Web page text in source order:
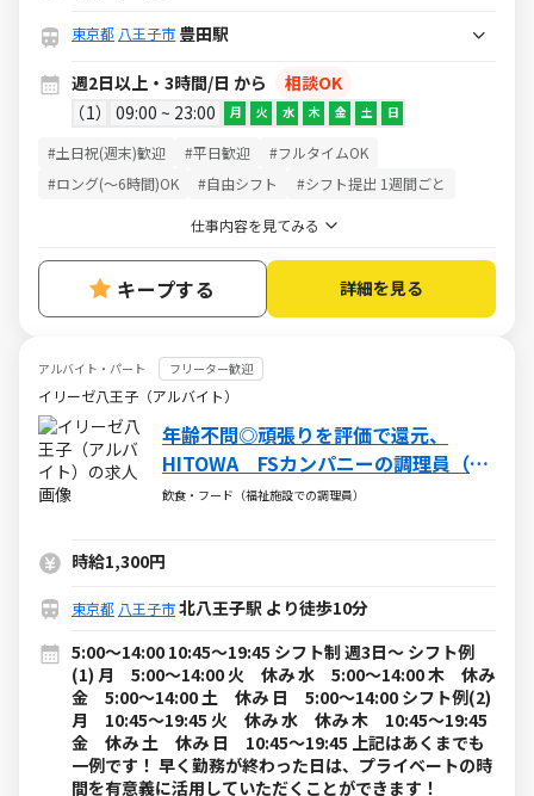
東京都 八王子市 豊田駅
週2日以上・3時間/日 から
相談OK
1
09:00 ~ 23:00 月 火 水 木 金 土 日
#土日祝(週末)歓迎 #平日歓迎
#フルタイムOK
#ロング(～6時間)OK
#自由シフト #シフト提出 1週間ごと
仕事内容を見てみる
キープする 詳細を見る
アルバイト・パート フリーター歓迎
イリーゼ八王子（アルバイト）
年齢不問◎頑張りを評価で還元、
HITOWA FSカンパニーの調理員（ア
ルバイト・パート）求人
飲食・フード（福祉施設での調理員）
時給1,300円
東京都 八王子市北八王子駅 より徒歩10分
5:00～14:00 10:45～19:45 シフト制 週3日～ シフト例
(1) 月 5:00～14:00 火 休み 水 5:00～14:00 木 休み
金 5:00～14:00 土 休み 日 5:00～14:00 シフト例(2)
月 10:45～19:45 火 休み 水 休み 木 10:45～19:45
金 休み 土 休み 日 10:45～19:45 上記はあくまでも
一例です！ 早く勤務が終わった日は、プライベートの時
間を有意義に活用していただくことができます！